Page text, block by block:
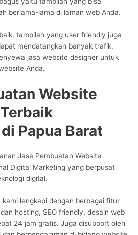
berlama-lama di laman web Anda.
tampilan yang user friendly juga
mendatangkan banyak trafik.
jasa website designer untuk
Anda.
Website
Papua Barat
Jasa Pembuatan Website
Digital Marketing yang berpusat
digital.
lengkapi dengan berbagai fitur
hosting, SEO friendly, desain web
24 jam gratis. Juga disupport oleh